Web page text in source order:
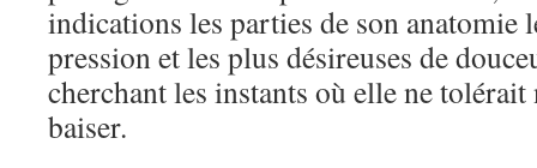
indications les parties de son anatomie
pression et les plus désireuses de
cherchant les instants où elle ne
baiser.